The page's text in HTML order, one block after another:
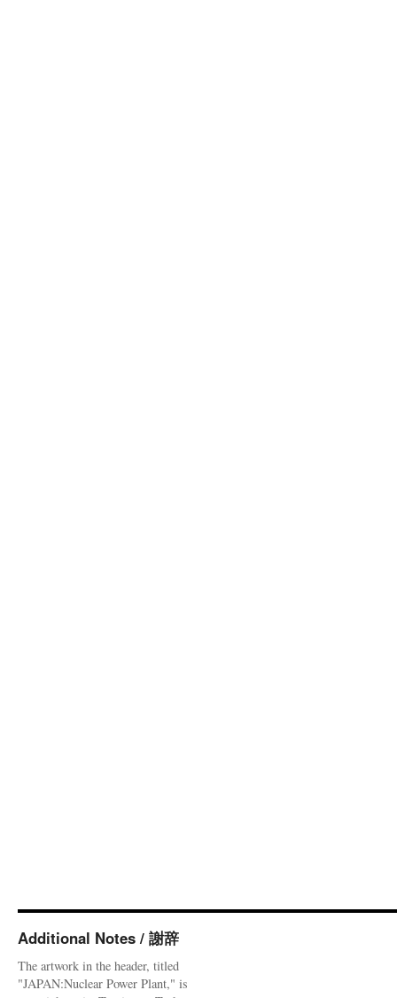
Additional Notes / 謝辞
The artwork in the header, titled
"JAPAN:Nuclear Power Plant," is